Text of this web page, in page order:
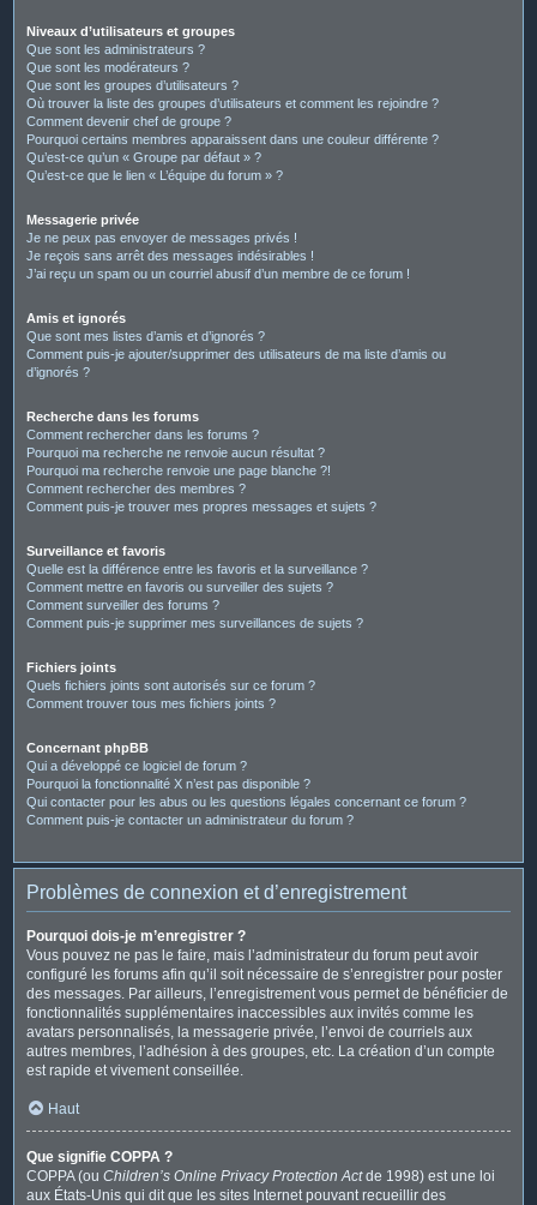
Niveaux d’utilisateurs et groupes
Que sont les administrateurs ?
Que sont les modérateurs ?
Que sont les groupes d’utilisateurs ?
Où trouver la liste des groupes d’utilisateurs et comment les rejoindre ?
Comment devenir chef de groupe ?
Pourquoi certains membres apparaissent dans une couleur différente ?
Qu’est-ce qu’un « Groupe par défaut » ?
Qu’est-ce que le lien « L’équipe du forum » ?
Messagerie privée
Je ne peux pas envoyer de messages privés !
Je reçois sans arrêt des messages indésirables !
J’ai reçu un spam ou un courriel abusif d’un membre de ce forum !
Amis et ignorés
Que sont mes listes d’amis et d’ignorés ?
Comment puis-je ajouter/supprimer des utilisateurs de ma liste d’amis ou
d’ignorés ?
Recherche dans les forums
Comment rechercher dans les forums ?
Pourquoi ma recherche ne renvoie aucun résultat ?
Pourquoi ma recherche renvoie une page blanche ?!
Comment rechercher des membres ?
Comment puis-je trouver mes propres messages et sujets ?
Surveillance et favoris
Quelle est la différence entre les favoris et la surveillance ?
Comment mettre en favoris ou surveiller des sujets ?
Comment surveiller des forums ?
Comment puis-je supprimer mes surveillances de sujets ?
Fichiers joints
Quels fichiers joints sont autorisés sur ce forum ?
Comment trouver tous mes fichiers joints ?
Concernant phpBB
Qui a développé ce logiciel de forum ?
Pourquoi la fonctionnalité X n’est pas disponible ?
Qui contacter pour les abus ou les questions légales concernant ce forum ?
Comment puis-je contacter un administrateur du forum ?
Problèmes de connexion et d’enregistrement
Pourquoi dois-je m’enregistrer ?
Vous pouvez ne pas le faire, mais l’administrateur du forum peut avoir
configuré les forums afin qu’il soit nécessaire de s’enregistrer pour poster
des messages. Par ailleurs, l’enregistrement vous permet de bénéficier de
fonctionnalités supplémentaires inaccessibles aux invités comme les
avatars personnalisés, la messagerie privée, l’envoi de courriels aux
autres membres, l’adhésion à des groupes, etc. La création d’un compte
est rapide et vivement conseillée.
Haut
Que signifie COPPA ?
COPPA (ou Children’s Online Privacy Protection Actde 1998) est une loi
aux États-Unis qui dit que les sites Internet pouvant recueillir des